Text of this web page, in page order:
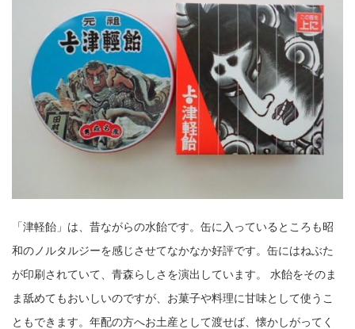
「津軽飴」は、昔ながらの水飴です。缶に入っているところも昭
和のノルタルジーを感じさせてなかなか好評です。缶にはねぶた
が印刷されていて、青森らしさを演出しています。 水飴をそのま
ま舐めてもおいしいのですが、お菓子や料理に甘味として使うこ
ともできます。年配の方へお土産として渡せば、懐かしがってく